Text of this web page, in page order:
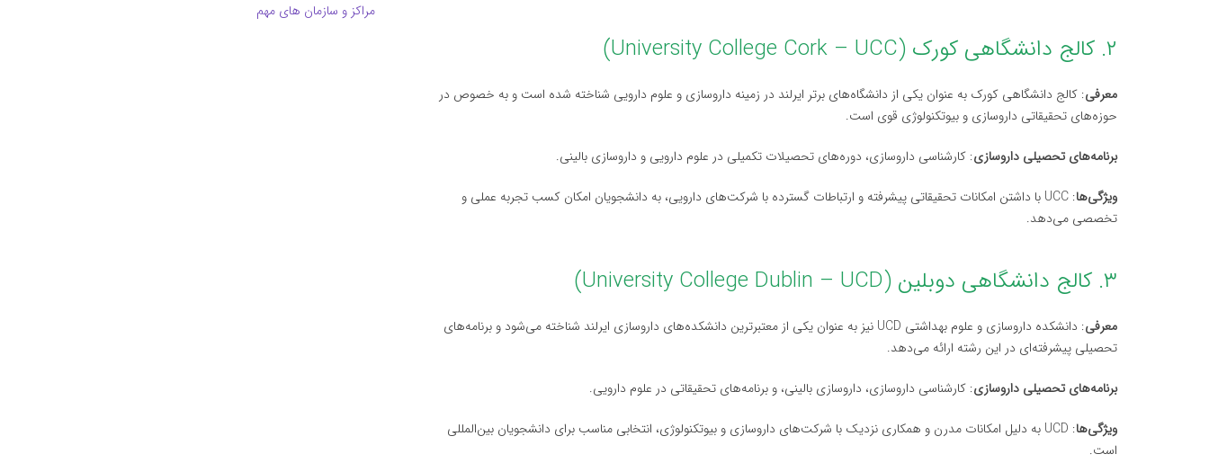
۲. کالج دانشگاهی کورک (University College Cork – UCC)
معرفی: کالج دانشگاهی کورک به عنوان یکی از دانشگاه‌های برتر ایرلند در زمینه داروسازی و علوم دارویی شناخته شده است و به خصوص در
حوزه‌های تحقیقاتی داروسازی و بیوتکنولوژی قوی است.
برنامه‌های تحصیلی داروسازی: کارشناسی داروسازی، دوره‌های تحصیلات تکمیلی در علوم دارویی و داروسازی بالینی.
ویژگی‌ها
: UCC با داشتن امکانات تحقیقاتی پیشرفته و ارتباطات گسترده با شرکت‌های دارویی، به دانشجویان امکان کسب تجربه عملی و
تخصصی می‌دهد.
۳. کالج دانشگاهی دوبلین (University College Dublin – UCD)
معرفی
: دانشکده داروسازی و علوم بهداشتی UCD نیز به عنوان یکی از معتبرترین دانشکده‌های داروسازی ایرلند شناخته می‌شود و برنامه‌های
تحصیلی پیشرفته‌ای در این رشته ارائه می‌دهد.
برنامه‌های تحصیلی داروسازی: کارشناسی داروسازی، داروسازی بالینی، و برنامه‌های تحقیقاتی در علوم دارویی.
ویژگی‌ها
: UCD به دلیل امکانات مدرن و همکاری نزدیک با شرکت‌های داروسازی و بیوتکنولوژی، انتخابی مناسب برای دانشجویان بین‌المللی
است.
مراکز و سازمان های مهم